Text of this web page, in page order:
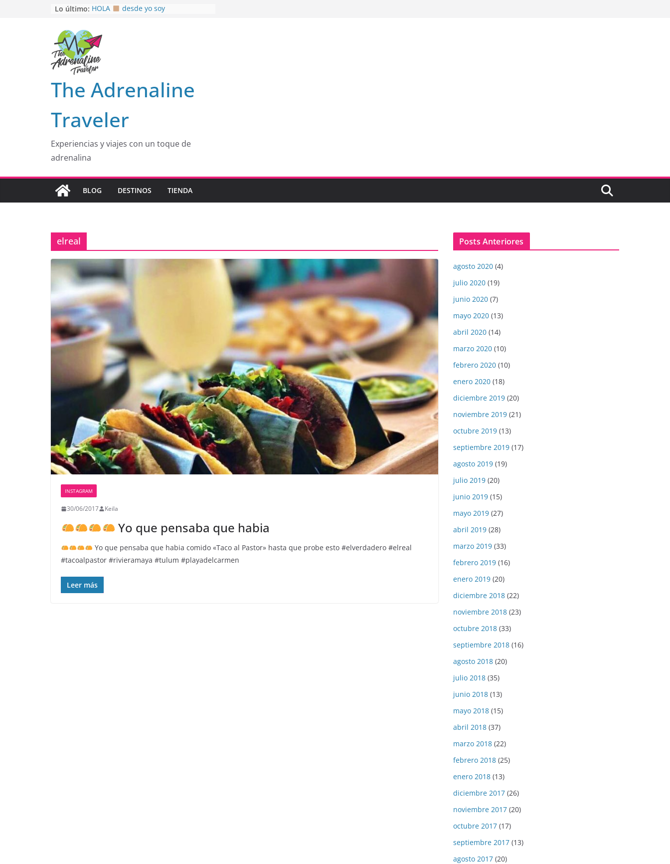
Lo último: HOLA
desde yo soy
EL SENDERO DEL CACAO: Excelente
opción
HOSPEDAJE AL NATURALSHH !!
En
MULITO!
The Adrenaline
Traveler
Experiencias y viajes con un toque de
adrenalina
BLOG DESTINOS TIENDA
elreal
INSTAGRAM
30/06/2017 Keila
Yo que pensaba que habia
Yo que pensaba que habia comido «Taco al Pastor» hasta que probe esto#elverdadero #elreal
#tacoalpastor #rivieramaya #tulum #playadelcarmen
Leer más
Posts Anteriores
agosto 2020 (4)
julio 2020 (19)
junio 2020 (7)
mayo 2020 (13)
abril 2020 (14)
marzo 2020 (10)
febrero 2020 (10)
enero 2020 (18)
diciembre 2019 (20)
noviembre 2019 (21)
octubre 2019 (13)
septiembre 2019 (17)
agosto 2019 (19)
julio 2019 (20)
junio 2019 (15)
mayo 2019 (27)
abril 2019 (28)
marzo 2019 (33)
febrero 2019 (16)
enero 2019 (20)
diciembre 2018 (22)
noviembre 2018 (23)
octubre 2018 (33)
septiembre 2018 (16)
agosto 2018 (20)
julio 2018 (35)
junio 2018 (13)
mayo 2018 (15)
abril 2018 (37)
marzo 2018 (22)
febrero 2018 (25)
enero 2018 (13)
diciembre 2017 (26)
noviembre 2017 (20)
octubre 2017 (17)
septiembre 2017 (13)
agosto 2017 (20)